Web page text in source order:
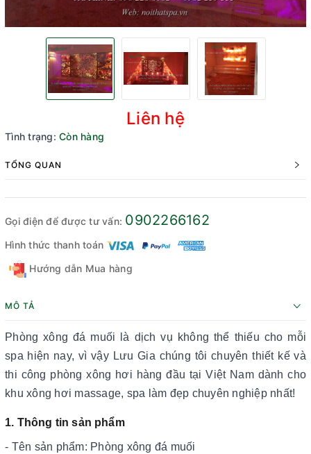
Liên hệ
Tình trạng: Còn hàng
TỔNG QUAN
Gọi điện để được tư vấn: 0902266162
Hình thức thanh toán
Hướng dẫn Mua hàng
MÔ TẢ
Phòng xông đá muối là dịch vụ không thể thiếu cho mỗi
spa hiện nay, vì vậy Lưu Gia chúng tôi chuyên thiết kế và
thi công phòng xông hơi hàng đầu tại Việt Nam dành cho
khu xông hơi massage, spa làm đẹp chuyên nghiệp nhất!
1. Thông tin sản phẩm
- Tên sản phẩm: Phòng xông đá muối